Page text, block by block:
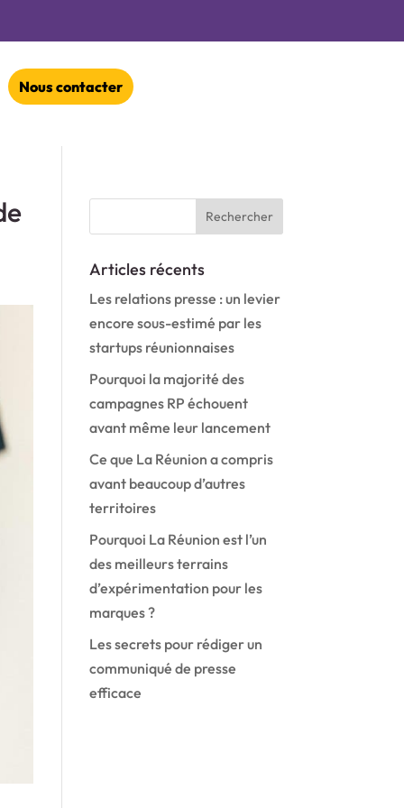
Nous contacter
Articles récents
Les relations presse : un levier
encore sous-estimé par les
startups réunionnaises
Pourquoi la majorité des
campagnes RP échouent
avant même leur lancement
Ce que La Réunion a compris
avant beaucoup d’autres
territoires
Pourquoi La Réunion est l’un
des meilleurs terrains
d’expérimentation pour les
marques ?
Les secrets pour rédiger un
communiqué de presse
efficace